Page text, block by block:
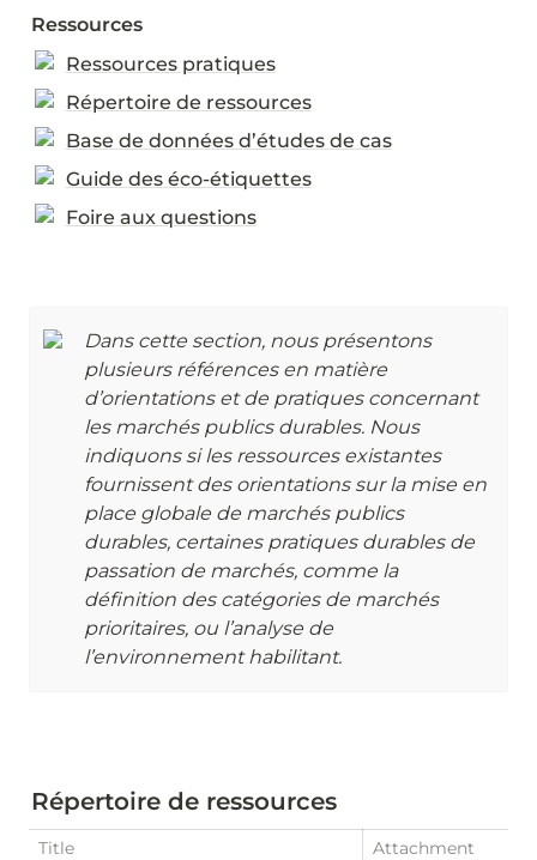
Ressources
Ressources pratiques
Répertoire de ressources
Base de données d’études de cas
Guide des éco-étiquettes
Foire aux questions
Dans cette section, nous présentons
plusieurs références en matière
d’orientations et de pratiques concernant
les marchés publics durables. Nous
indiquons si les ressources existantes
fournissent des orientations sur la mise en
place globale de marchés publics
durables, certaines pratiques durables de
passation de marchés, comme la
définition des catégories de marchés
prioritaires, ou l’analyse de
l’environnement habilitant.
Répertoire de ressources
Title Attachment